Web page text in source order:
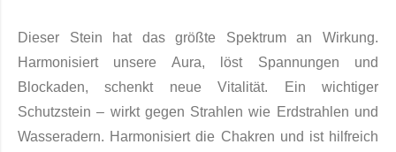
Dieser Stein hat das größte Spektrum an Wirkung.
Harmonisiert unsere Aura, löst Spannungen und
Blockaden, schenkt neue Vitalität. Ein wichtiger
Schutzstein – wirkt gegen Strahlen wie Erdstrahlen und
Wasseradern. Harmonisiert die Chakren und ist hilfreich